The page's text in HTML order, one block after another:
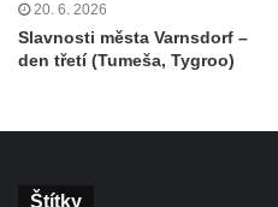
20. 6. 2026
Slavnosti města Varnsdorf –
den třetí (Tumeša, Tygroo)
Štítky